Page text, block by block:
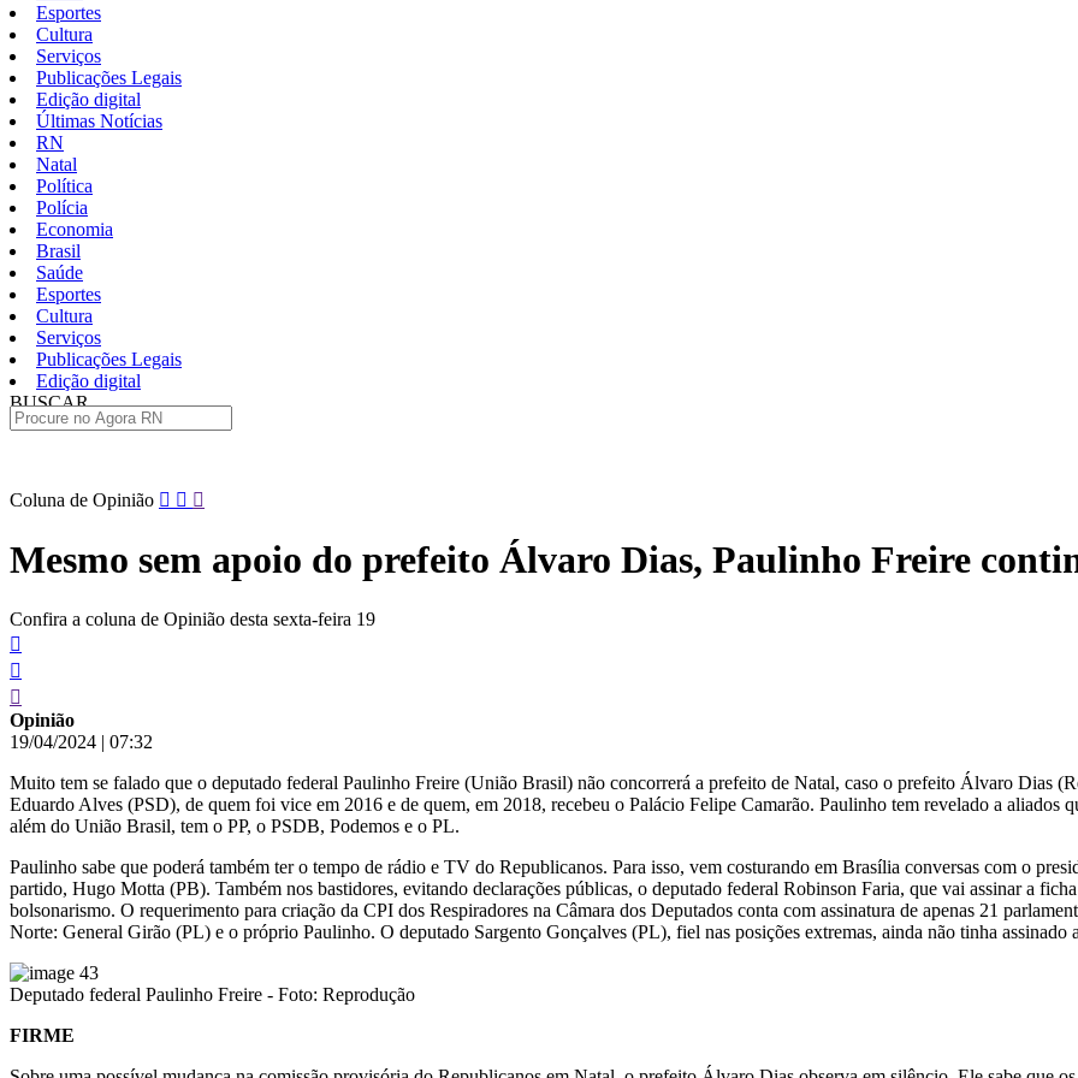
Esportes
Cultura
Serviços
Publicações Legais
Edição digital
Últimas Notícias
RN
Natal
Política
Polícia
Economia
Brasil
Saúde
Esportes
Cultura
Serviços
Publicações Legais
Edição digital
BUSCAR
Pular
conteúdo
Coluna de Opinião
Mesmo sem apoio do prefeito Álvaro Dias, Paulinho Freire
Confira a coluna de Opinião desta sexta-feira 19
Opinião
19/04/2024 | 07:32
Muito tem se falado que o deputado federal Paulinho Freire (União Brasil) não concorrerá a prefeito de Natal, caso o prefeito Álvaro Dias
Eduardo Alves (PSD), de quem foi vice em 2016 e de quem, em 2018, recebeu o Palácio Felipe Camarão. Paulinho tem revelado a aliados
além do União Brasil, tem o PP, o PSDB, Podemos e o PL.
Paulinho sabe que poderá também ter o tempo de rádio e TV do Republicanos. Para isso, vem costurando em Brasília conversas com o
partido, Hugo Motta (PB). Também nos bastidores, evitando declarações públicas, o deputado federal Robinson Faria, que vai assinar a
bolsonarismo. O requerimento para criação da CPI dos Respiradores na Câmara dos Deputados conta com assinatura de apenas 21
Norte: General Girão (PL) e o próprio Paulinho. O deputado Sargento Gonçalves (PL), fiel nas posições extremas, ainda não tinha assinado
Deputado federal Paulinho Freire - Foto: Reprodução
FIRME